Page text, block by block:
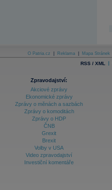
O Patria.cz Reklama Mapa Stránek
RSS / XML |
Zpravodajství:
Akciové zprávy
Ekonomické zprávy
Zprávy o měnách a sazbách
Zprávy o komoditách
Zprávy o HDP
ČNB
Grexit
Brexit
Volby v USA
Video zpravodajství
Investiční komentáře